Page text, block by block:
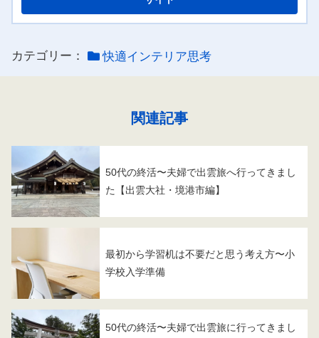
カテゴリー： 快適インテリア思考
関連記事
50代の終活〜夫婦で出雲旅へ行ってきまし
た【出雲大社・境港市編】
最初から学習机は不要だと思う考え方〜小
学校入学準備
50代の終活〜夫婦で出雲旅に行ってきまし